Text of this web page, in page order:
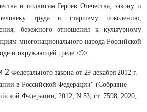
и подвигам Героев Отечества, закону и
труда и старшему поколению,
бережного отношения к культурному
многонационального народа Российской
и окружающей среде <9>.
2 Федерального закона от 29 декабря 2012 г.
в Российской Федерации" (Собрание
Федерации, 2012, N 53, ст. 7598; 2020,